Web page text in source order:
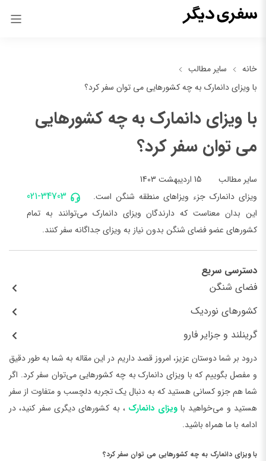
خانه
سایر مطالب
با ویزای دانمارک به چه کشورهایی می توان سفر کرد؟
با ویزای دانمارک به چه کشورهایی
می توان سفر کرد؟
سایر مطالب 15 اردیبهشت 1403
021-34703
ویزای دانمارک جزء ویزاهای منطقه شنگن است.
این بدان معناست که دارندگان ویزای دانمارک می‌توانند به تمام
کشورهای عضو فضای شنگن بدون نیاز به ویزای جداگانه سفر کنند.
دسترسی سریع
فضای شنگن
کشورهای نوردیک
گرینلند و جزایر فارو
درود بر شما دوستان عزیز، امروز قصد داریم در این مقاله به شما به طور دقیق
و مفصل بگوییم که با ویزای دانمارک به چه کشورهایی می‌توان سفر کرد. اگر
شما هم جزو کسانی هستید که به دنبال یک تجربه دلچسب و متفاوت از سفر
هستید و می‌خواهید باویزای دانمارک ، به کشورهای دیگری سفر کنید، در
ادامه با ما همراه باشید.
با ویزای دانمارک به چه کشورهایی می توان سفر کرد؟